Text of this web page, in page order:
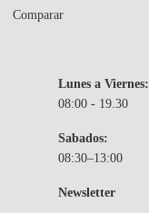
Comparar
Lunes a Viernes:
08:00 - 19.30
Sabados:
08:30–13:00
Newsletter